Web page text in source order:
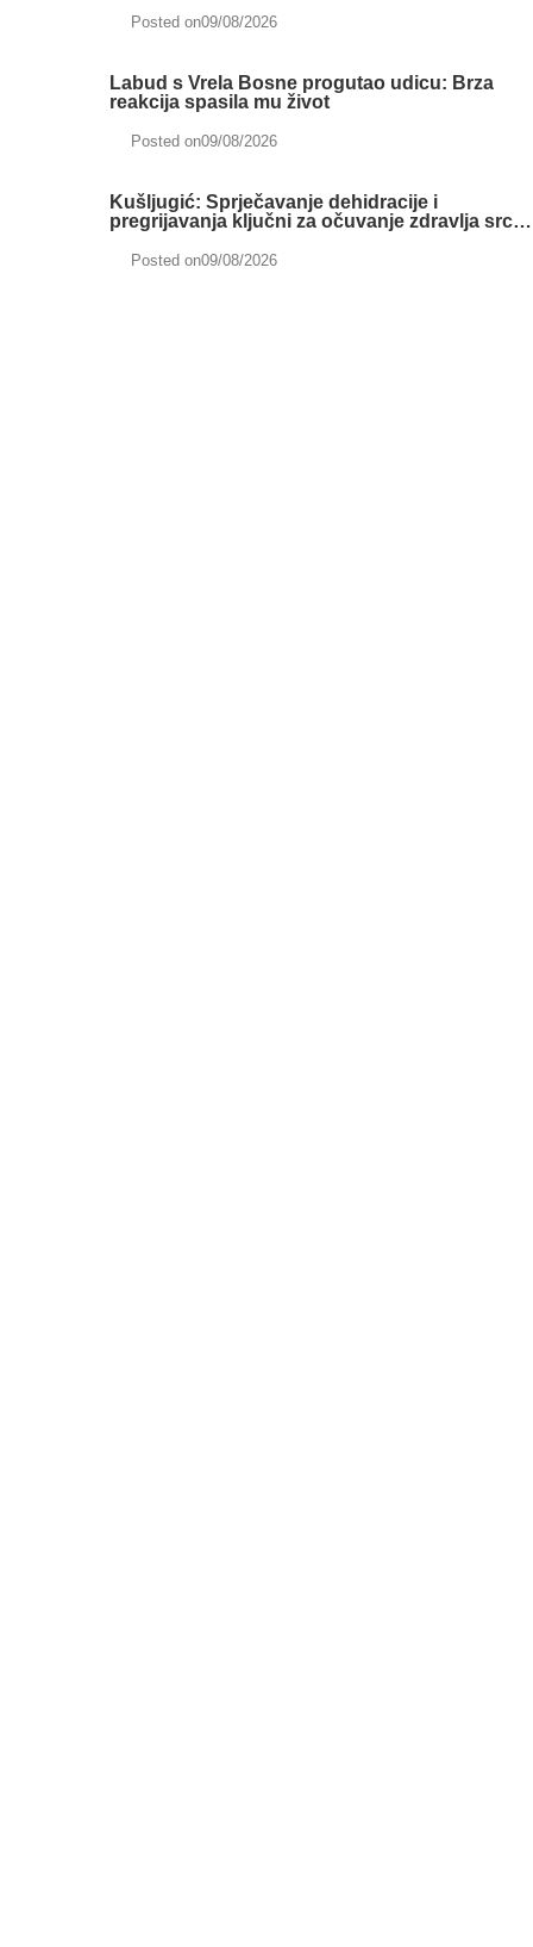
Posted on09/08/2026
Labud s Vrela Bosne progutao udicu: Brza
reakcija spasila mu život
Posted on09/08/2026
Kušljugić: Sprječavanje dehidracije i
pregrijavanja ključni za očuvanje zdravlja srca
Posted on09/08/2026